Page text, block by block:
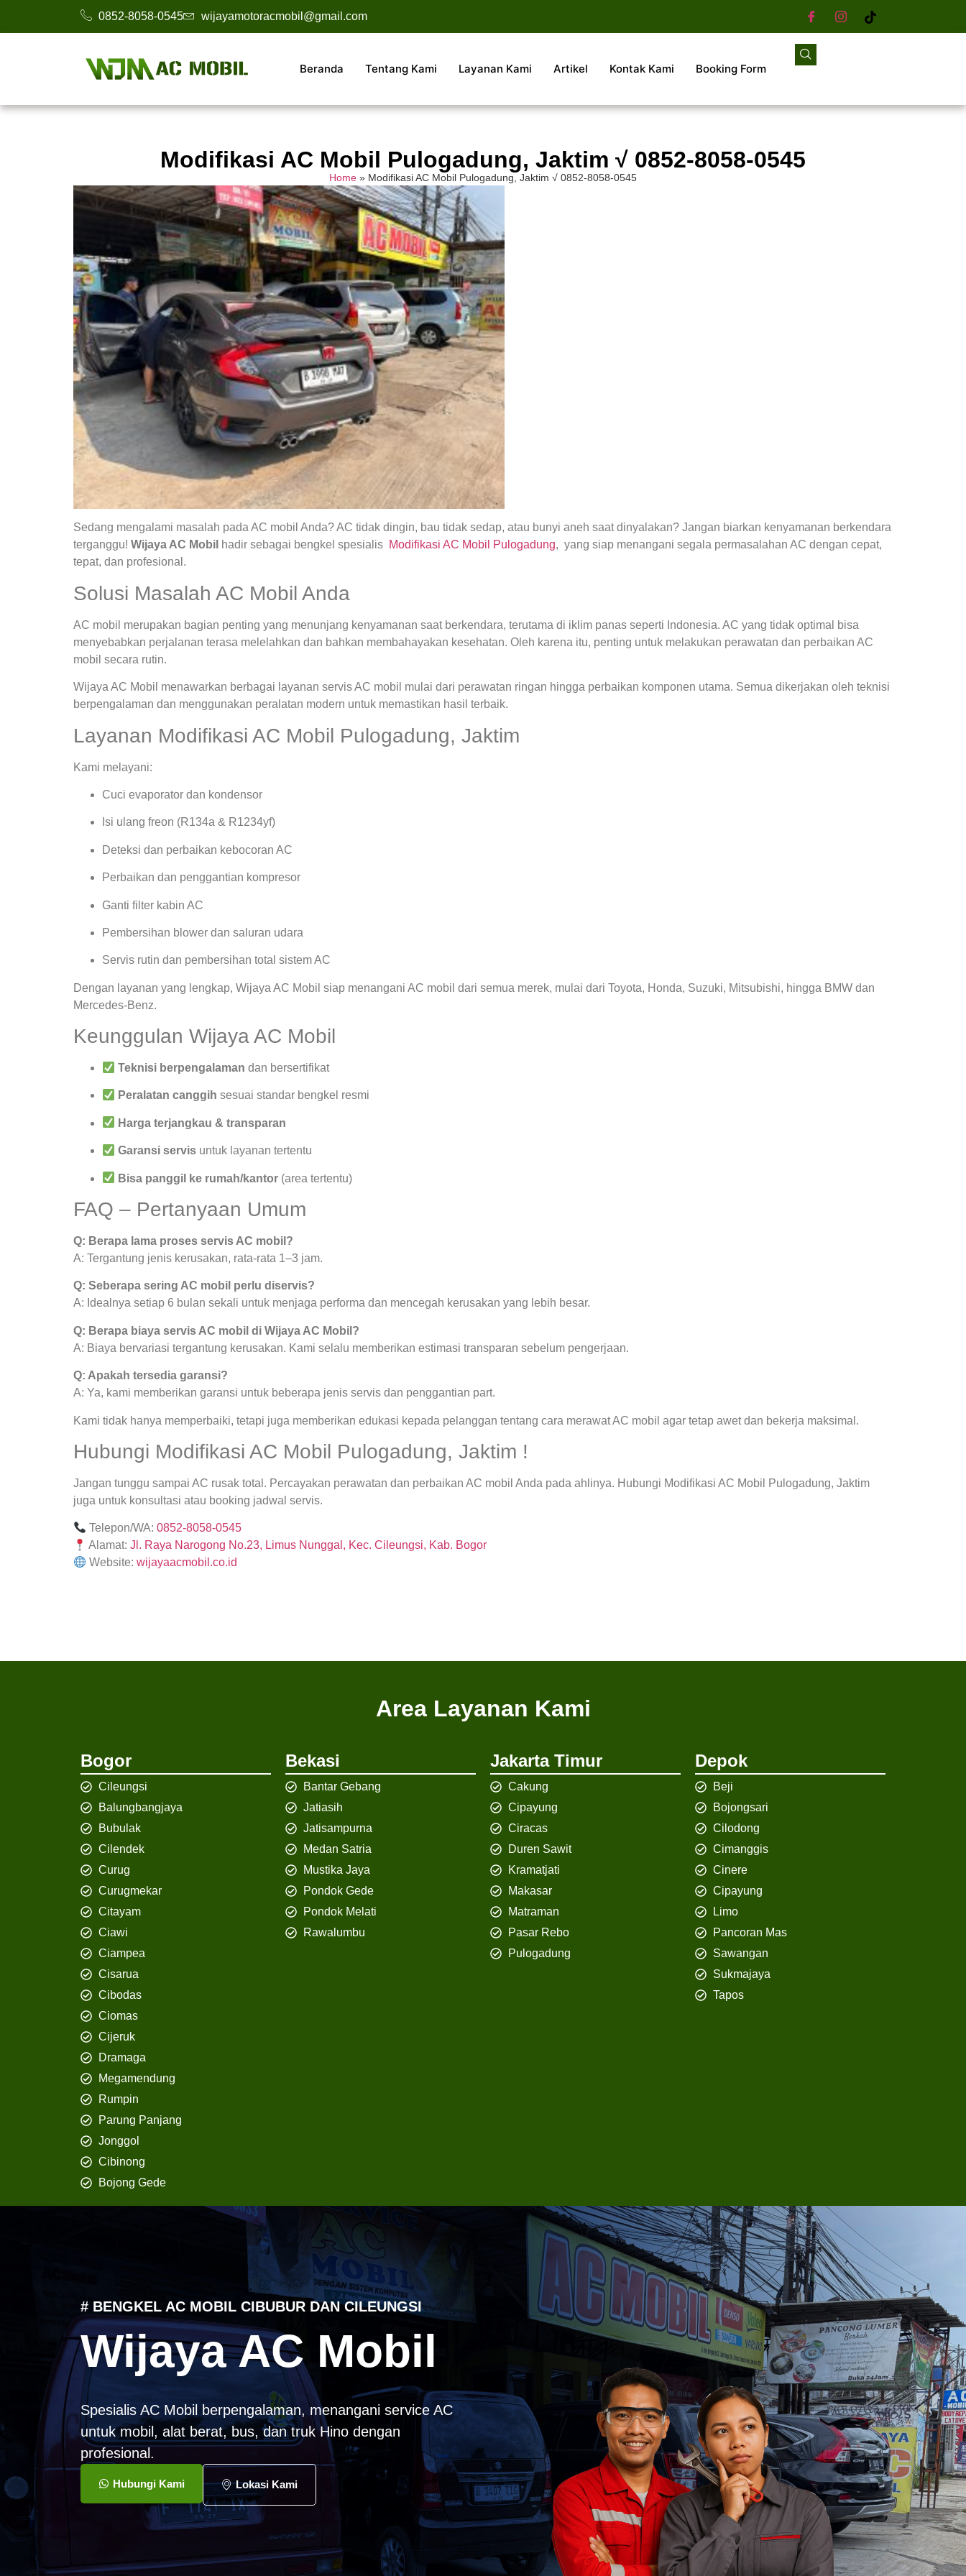
0852-8058-0545 wijayamotoracmobil@gmail.com
Beranda Tentang Kami Layanan Kami Artikel Kontak Kami Booking Form
Modifikasi AC Mobil Pulogadung, Jaktim √ 0852-8058-0545
Home » Modifikasi AC Mobil Pulogadung, Jaktim √ 0852-8058-0545
Sedang mengalami masalah pada AC mobil Anda? AC tidak dingin, bau tidak sedap, atau bunyi aneh saat dinyalakan? Jangan biarkan kenyamanan berkendara
terganggu! Wijaya AC Mobil hadir sebagai bengkel spesialis Modifikasi AC Mobil Pulogadung, yang siap menangani segala permasalahan AC dengan cepat,
tepat, dan profesional.
Solusi Masalah AC Mobil Anda
AC mobil merupakan bagian penting yang menunjang kenyamanan saat berkendara, terutama di iklim panas seperti Indonesia. AC yang tidak optimal bisa
menyebabkan perjalanan terasa melelahkan dan bahkan membahayakan kesehatan. Oleh karena itu, penting untuk melakukan perawatan dan perbaikan AC
mobil secara rutin.
Wijaya AC Mobil menawarkan berbagai layanan servis AC mobil mulai dari perawatan ringan hingga perbaikan komponen utama. Semua dikerjakan oleh teknisi
berpengalaman dan menggunakan peralatan modern untuk memastikan hasil terbaik.
Layanan Modifikasi AC Mobil Pulogadung, Jaktim
Kami melayani:
Cuci evaporator dan kondensor
Isi ulang freon (R134a & R1234yf)
Deteksi dan perbaikan kebocoran AC
Perbaikan dan penggantian kompresor
Ganti filter kabin AC
Pembersihan blower dan saluran udara
Servis rutin dan pembersihan total sistem AC
Dengan layanan yang lengkap, Wijaya AC Mobil siap menangani AC mobil dari semua merek, mulai dari Toyota, Honda, Suzuki, Mitsubishi, hingga BMW dan
Mercedes-Benz.
Keunggulan Wijaya AC Mobil
Teknisi berpengalaman dan bersertifikat
Peralatan canggih sesuai standar bengkel resmi
Harga terjangkau & transparan
Garansi servis untuk layanan tertentu
Bisa panggil ke rumah/kantor (area tertentu)
FAQ – Pertanyaan Umum
Q: Berapa lama proses servis AC mobil?
A: Tergantung jenis kerusakan, rata-rata 1–3 jam.
Q: Seberapa sering AC mobil perlu diservis?
A: Idealnya setiap 6 bulan sekali untuk menjaga performa dan mencegah kerusakan yang lebih besar.
Q: Berapa biaya servis AC mobil di Wijaya AC Mobil?
A: Biaya bervariasi tergantung kerusakan. Kami selalu memberikan estimasi transparan sebelum pengerjaan.
Q: Apakah tersedia garansi?
A: Ya, kami memberikan garansi untuk beberapa jenis servis dan penggantian part.
Kami tidak hanya memperbaiki, tetapi juga memberikan edukasi kepada pelanggan tentang cara merawat AC mobil agar tetap awet dan bekerja maksimal.
Hubungi Modifikasi AC Mobil Pulogadung, Jaktim !
Jangan tunggu sampai AC rusak total. Percayakan perawatan dan perbaikan AC mobil Anda pada ahlinya. Hubungi Modifikasi AC Mobil Pulogadung, Jaktim
juga untuk konsultasi atau booking jadwal servis.
Telepon/WA:0852-8058-0545
Alamat:Jl. Raya Narogong No.23, Limus Nunggal, Kec. Cileungsi, Kab. Bogor
Website:wijayaacmobil.co.id
Area Layanan Kami
Bogor
Cileungsi
Balungbangjaya
Bubulak
Cilendek
Curug
Curugmekar
Citayam
Ciawi
Ciampea
Cisarua
Cibodas
Ciomas
Cijeruk
Dramaga
Megamendung
Rumpin
Parung Panjang
Jonggol
Cibinong
Bojong Gede
Bekasi
Bantar Gebang
Jatiasih
Jatisampurna
Medan Satria
Mustika Jaya
Pondok Gede
Pondok Melati
Rawalumbu
Jakarta Timur
Cakung
Cipayung
Ciracas
Duren Sawit
Kramatjati
Makasar
Matraman
Pasar Rebo
Pulogadung
Depok
Beji
Bojongsari
Cilodong
Cimanggis
Cinere
Cipayung
Limo
Pancoran Mas
Sawangan
Sukmajaya
Tapos
# BENGKEL AC MOBIL CIBUBUR DAN CILEUNGSI
Wijaya AC Mobil
Spesialis AC Mobil berpengalaman, menangani service AC
untuk mobil, alat berat, bus, dan truk Hino dengan
profesional.
Hubungi Kami Lokasi Kami